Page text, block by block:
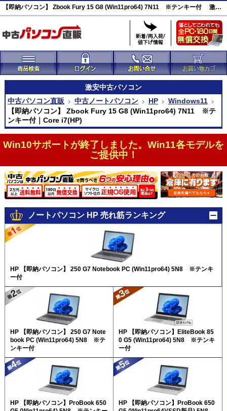
【即納パソコン】 Zbook Fury 15 G8 (Win11pro64) 7N11 ※テンキー付 激安(44581)
激安中古パソコン
中古パソコン直販
中古ノートパソコン HP
Windows11
【即納パソコン】 Zbook Fury 15 G8 (Win11pro64) 7N11 ※テ
ンキー付｜Core i7(HP)
Win10サポートが終了しました。Win11各モデルを
ご提供中！
ノートパソコン HP 売れ筋ランキング
HP 【即納パソコン】 250 G7 Notebook PC (Win11pro64) 5N8 ※テンキ
ー付
HP 【即納パソコン】 250 G7 Note
book PC (Win11pro64) 5N8 ※テ
ンキー付
HP 【即納パソコン】EliteBook 85
0 G5 (Win11pro64) 5N8 ※テンキ
ー付
HP 【即納パソコン】ProBook 650
HP 【即納パソコン】ProBook 650